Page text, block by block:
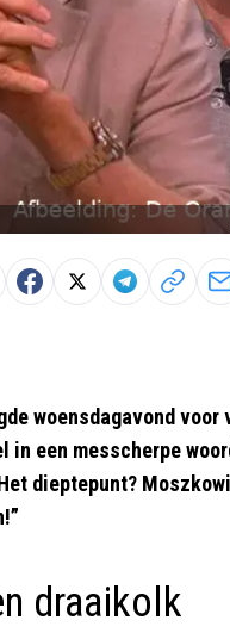
woensdagavond
een messcherpe
dieptepunt?
draaikolk